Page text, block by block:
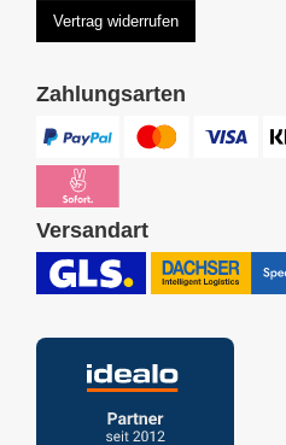
Vertrag widerrufen
Zahlungsarten
Versandart